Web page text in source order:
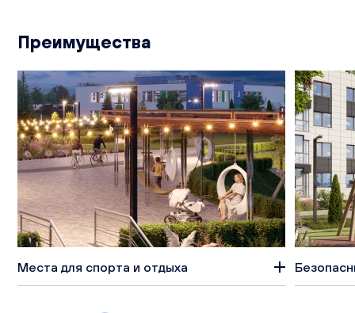
Преимущества
Места для спорта и отдыха